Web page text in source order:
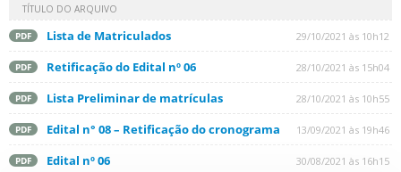
TÍTULO DO ARQUIVO
PDF Lista de Matriculados 29/10/2021 às 10h12
PDF Retificação do Edital nº 06 28/10/2021 às 15h04
PDF Lista Preliminar de matrículas 28/10/2021 às 10h55
PDF Edital n° 08 – Retificação do cronograma 13/09/2021 às 19h46
PDF Edital nº 06 30/08/2021 às 16h15